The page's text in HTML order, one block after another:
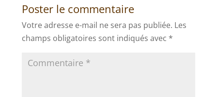
Poster le commentaire
Votre adresse e-mail ne sera pas publiée. Les
champs obligatoires sont indiqués avec *